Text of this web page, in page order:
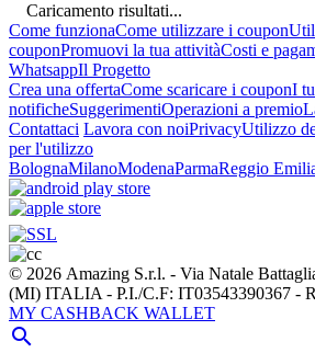
Caricamento risultati...
Come funzionaCome utilizzare i coupon
couponPromuovi la tua attivitàCosti e
WhatsappIl Progetto
Crea una offertaCome scaricare i couponI
notificheSuggerimentiOperazioni a premio
Contattaci Lavora con noiPrivacyUtilizzo
per l'utilizzo
BolognaMilanoModenaParmaReggio
© 2026 Amazing S.r.l. - Via Natale
(MI) ITALIA - P.I./C.F: IT03543390367 -
MY CASHBACK WALLET
